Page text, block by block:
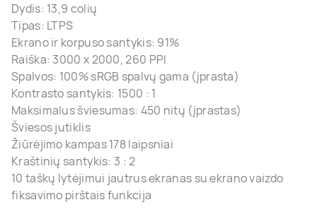
Dydis: 13,9 colių
Tipas: LTPS
Ekrano ir korpuso santykis: 91%
Raiška: 3000 x 2000, 260 PPI
Spalvos: 100% sRGB spalvų gama (įprasta)
Kontrasto santykis: 1500 : 1
Maksimalus šviesumas: 450 nitų (įprastas)
Šviesos jutiklis
Žiūrėjimo kampas 178 laipsniai
Kraštinių santykis: 3 : 2
10 taškų lytėjimui jautrus ekranas su ekrano vaizdo
fiksavimo pirštais funkcija